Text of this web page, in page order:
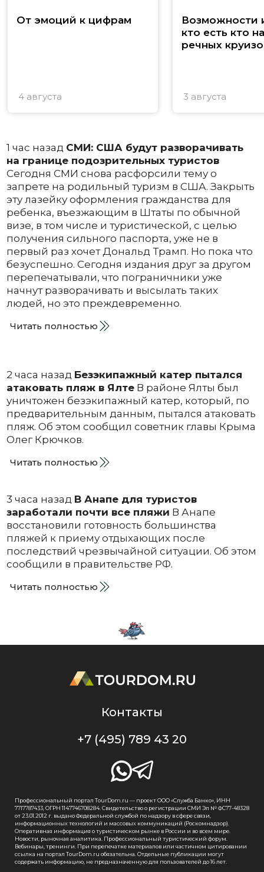
От эмоций к цифрам
4 августа
Возможности
кто есть кто
речных
3 августа
1 час назад СМИ: США будут разворачивать
на границе подозрительных туристов
Сегодня СМИ снова расфорсили тему о
запрете на родильный туризм в США. Закрыть
эту лазейку оформления гражданства для
ребенка, въезжающим в Штаты по обычной
визе, в том числе и туристической, с целью
получения сильного паспорта, уже не в
первый раз хочет Дональд Трамп. Но пока что
безуспешно. Сегодня издания друг за другом
перепечатывали, что пограничники уже
начнут разворачивать и высылать таких
людей, но это преждевременно.
Читать полностью
2 часа назад Безэкипажный катер пытался
атаковать пляж в ЯлтеВ районе Ялты был
уничтожен безэкипажный катер, который, по
предварительным данным, пытался атаковать
пляж. Об этом сообщил советник главы Крыма
Олег Крючков.
Читать полностью
3 часа назад В Анапе для туристов
заработали почти все пляжи В Анапе
восстановили готовность большинства
пляжей к приему отдыхающих после
последствий чрезвычайной ситуации. Об этом
сообщили в правительстве РФ.
Читать полностью
Контакты
+7 (495) 789 43 20
Профессиональный портал TourDom.ru — проект ООО «Служба Банко», ИНН
7717787433, ОГРН 1147746708284. Свидетельство о регистрации СМИ Эл № ФС77-48328
от 23.01.2012 г. выдано Федеральной службой по надзору в сфере связи,
информационных технологий и массовых коммуникаций (Роскомнадзор).
Оперативная информация о туристическом рынке в России и во всем мире.
Новости, рыночная аналитика. Профессиональный туристический форум.
Вебинары, тренинги. При перепечатке материалов или частичном цитировании
ссылка на портал TourDom.ru обязательна. Отдельные публикации могут
содержать информацию, не предназначенную для пользователей до 16 лет.